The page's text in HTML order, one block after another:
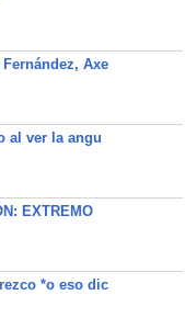
Axe
al ver la angu
EXTREMO
*o eso dic